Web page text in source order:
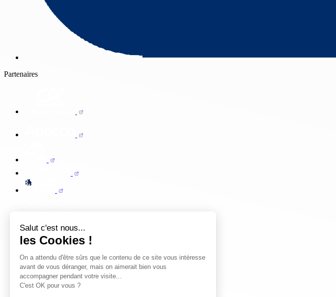
Salut c'est nous...
les Cookies !
On a attendu d'être sûrs que le contenu de ce site vous intéresse
avant de vous déranger, mais on aimerait bien vous
accompagner pendant votre visite...
C'est OK pour vous ?
Partenaires